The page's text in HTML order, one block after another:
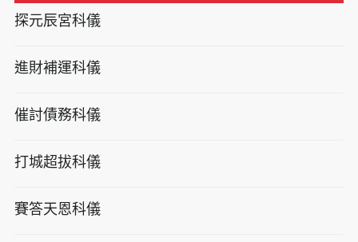
探元辰宮科儀
進財補運科儀
催討債務科儀
打城超拔科儀
賽答天恩科儀